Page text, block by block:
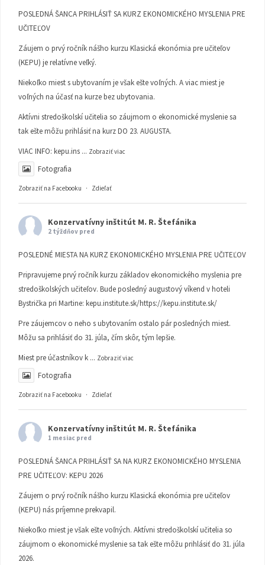
POSLEDNÁ ŠANCA PRIHLÁSIŤ SA KURZ EKONOMICKÉHO MYSLENIA PRE
UČITEĽOV
Záujem o prvý ročník nášho kurzu Klasická ekonómia pre učiteľov
(KEPU) je relatívne veľký.
Niekoľko miest s ubytovaním je však ešte voľných. A viac miest je
voľných na účasť na kurze bez ubytovania.
Aktívni stredoškolskí učitelia so záujmom o ekonomické myslenie sa
tak ešte môžu prihlásiť na kurz DO 23. AUGUSTA.
VIAC INFO: kepu.ins ... Zobraziť viac
Fotografia
Zobraziť na Facebooku · Zdieľať
Konzervatívny inštitút M. R. Štefánika
2 týždňov pred
POSLEDNÉ MIESTA NA KURZ EKONOMICKÉHO MYSLENIA PRE UČITEĽOV
Pripravujeme prvý ročník kurzu základov ekonomického myslenia pre
stredoškolských učiteľov. Bude posledný augustový víkend v hoteli
Bystrička pri Martine: kepu.institute.sk/https://kepu.institute.sk/
Pre záujemcov o neho s ubytovaním ostalo pár posledných miest.
Môžu sa prihlásiť do 31. júla, čím skôr, tým lepšie.
Miest pre účastníkov k ... Zobraziť viac
Fotografia
Zobraziť na Facebooku · Zdieľať
Konzervatívny inštitút M. R. Štefánika
1 mesiac pred
POSLEDNÁ ŠANCA PRIHLÁSIŤ SA NA KURZ EKONOMICKÉHO MYSLENIA
PRE UČITEĽOV: KEPU 2026
Záujem o prvý ročník nášho kurzu Klasická ekonómia pre učiteľov
(KEPU) nás príjemne prekvapil.
Niekoľko miest je však ešte voľných. Aktívni stredoškolskí učitelia so
záujmom o ekonomické myslenie sa tak ešte môžu prihlásiť do 31. júla
2026.